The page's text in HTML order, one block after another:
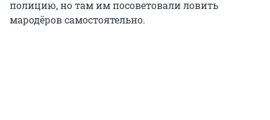
полицию, но там им посоветовали ловить
мародёров самостоятельно.